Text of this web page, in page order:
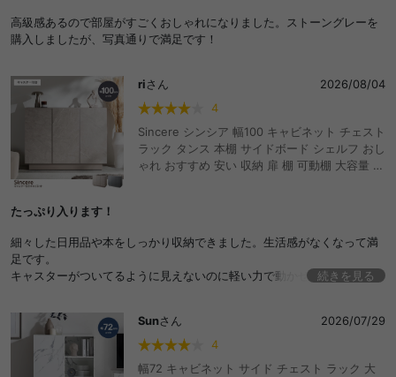
高級感あるので部屋がすごくおしゃれになりました。ストーングレーを
購入しましたが、写真通りで満足です！
riさん
2026/08/04
4
Sincere シンシア 幅100 キャビネット チェスト
ラック タンス 本棚 サイドボード シェルフ おし
ゃれ おすすめ 安い 収納 扉 棚 可動棚 大容量 キ
たっぷり入ります！
細々した日用品や本をしっかり収納できました。生活感がなくなって満
足です。
キャスターがついてるように見えないのに軽い力で動かせるのも◎
続きを見る
Sunさん
2026/07/29
4
幅72 キャビネット サイド チェスト ラック 大